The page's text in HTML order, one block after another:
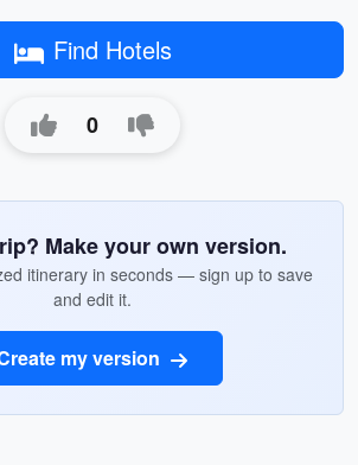
Find Hotels
0
Make your own version.
itinerary in seconds — sign up to save
and edit it.
my version